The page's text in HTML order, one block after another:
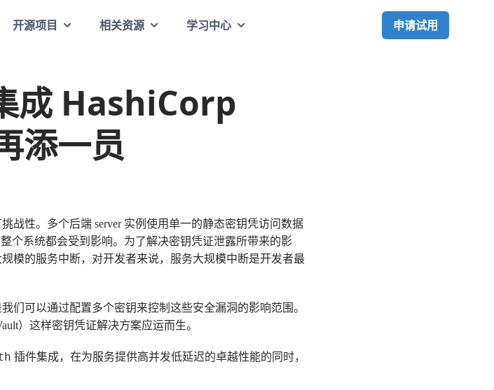
开源项目 相关资源 学习中心 申请试用
成 HashiCorp
添一员
战性。多个后端 server 实例使用单一的静态密钥凭访问数据
个系统都会受到影响。为了解决密钥凭证泄露所带来的影
模的服务中断，对开发者来说，服务大规模中断是开发者最
们可以通过配置多个密钥来控制这些安全漏洞的影响范围。
）这样密钥凭证解决方案应运而生。
插件集成，在为服务提供高并发低延迟的卓越性能的同时，